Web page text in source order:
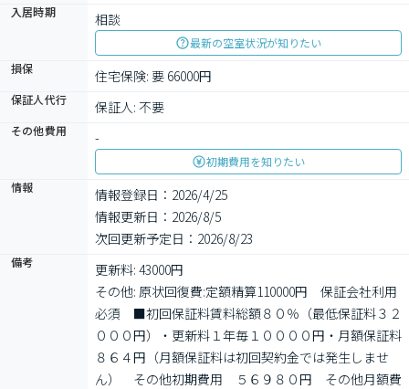
入居時期 相談
最新の空室状況が知りたい
損保
住宅保険: 要 66000円
保証人代行 保証人: 不要
その他費用 -
初期費用を知りたい
情報
情報登録日：2026/4/25
情報更新日：2026/8/5
次回更新予定日：2026/8/23
備考
更新料: 43000円
その他: 原状回復費:定額精算110000円　保証会社利用
必須　■初回保証料賃料総額８０％（最低保証料３２
０００円）・更新料１年毎１００００円・月額保証料
８６４円（月額保証料は初回契約金では発生しませ
ん）　その他初期費用　５６９８０円　その他月額費